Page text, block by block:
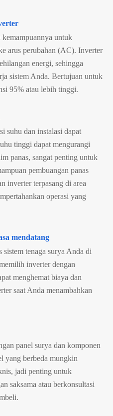
untuk
arus perubahan (AC). Inverter
energi, sehingga
sistem Anda. Bertujuan untuk
95% atau lebih tinggi.
suhu dan instalasi dapat
tinggi dapat mengurangi
panas, sangat penting untuk
pembuangan panas
inverter terpasang di area
operasi yang
mendatang
sistem tenaga surya Anda di
inverter dengan
menghemat biaya dan
saat Anda menambahkan
panel surya dan komponen
yang berbeda mungkin
jadi penting untuk
saksama atau berkonsultasi